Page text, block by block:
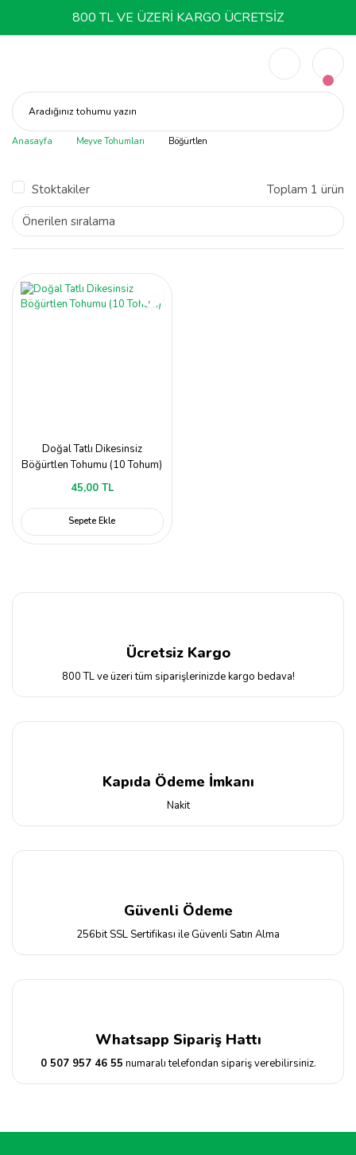
800 TL VE ÜZERİ KARGO ÜCRETSİZ
Aradığınız tohumu yazın
Anasayfa Meyve Tohumları Böğürtlen
Stoktakiler Toplam 1 ürün
Doğal Tatlı Dikesinsiz
Böğürtlen Tohumu (10 Tohum)
45,00 TL
Sepete Ekle
Ücretsiz Kargo
800 TL ve üzeri tüm siparişlerinizde kargo bedava!
Kapıda Ödeme İmkanı
Nakit
Güvenli Ödeme
256bit SSL Sertifikası ile Güvenli Satın Alma
Whatsapp Sipariş Hattı
0 507 957 46 55 numaralı telefondan sipariş verebilirsiniz.